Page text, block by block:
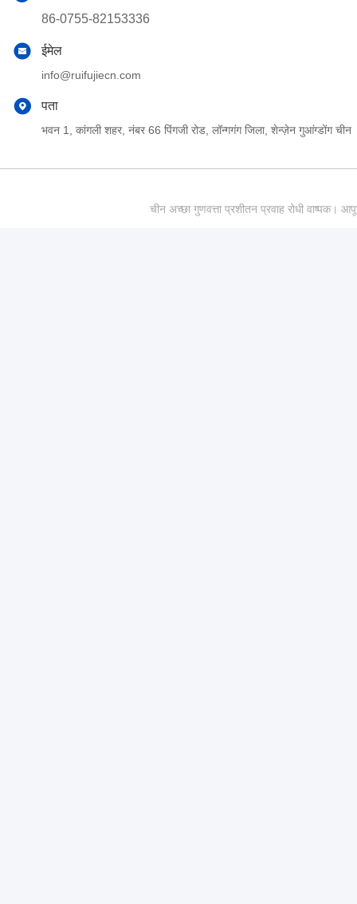
86-0755-82153336
ईमेल
info@ruifujiecn.com
पता
भवन 1, कांगली शहर, नंबर 66 पिंगजी रोड, लॉन्गगंग जिला, शेन्ज़ेन गुआंग्डोंग चीन
चीन अच्छा गुणवत्ता प्रशीतन प्रवाह रोधी